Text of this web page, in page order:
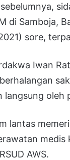
di Samboja,
sore,
Iwan
langsung oleh
lantas
medis
AWS.